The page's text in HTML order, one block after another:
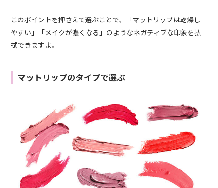
このポイントを押さえて選ぶことで、「マットリップは乾燥し
やすい」「メイクが濃くなる」のようなネガティブな印象を払
拭できますよ。
マットリップのタイプで選ぶ